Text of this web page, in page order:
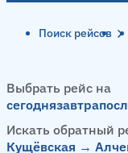
Поиск рейсов
Выбрать рейс на
сегоднязавтра
Искать обратный
Кущёвская →